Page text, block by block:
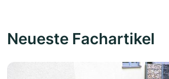
Neueste Fachartikel